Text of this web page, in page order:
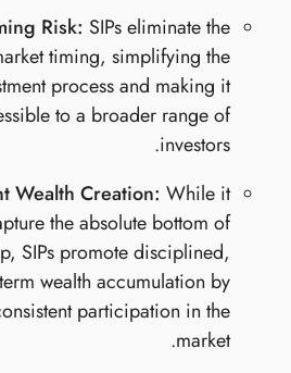
Risk: SIPs eliminate the
timing, simplifying the
process and making it
to a broader range of
investors.
Wealth Creation: While it
the absolute bottom of
SIPs promote disciplined,
wealth accumulation by
participation in the
market.